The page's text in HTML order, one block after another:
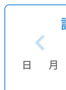
日 月